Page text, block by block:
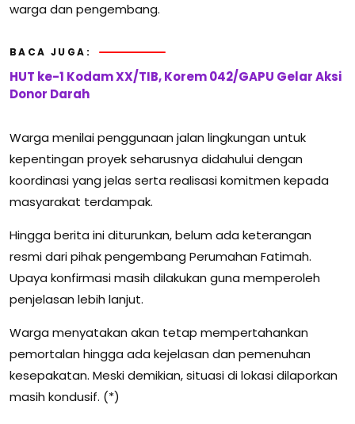
warga dan pengembang.
BACA JUGA:
HUT ke-1 Kodam XX/TIB, Korem 042/GAPU Gelar Aksi
Donor Darah
Warga menilai penggunaan jalan lingkungan untuk
kepentingan proyek seharusnya didahului dengan
koordinasi yang jelas serta realisasi komitmen kepada
masyarakat terdampak.
Hingga berita ini diturunkan, belum ada keterangan
resmi dari pihak pengembang Perumahan Fatimah.
Upaya konfirmasi masih dilakukan guna memperoleh
penjelasan lebih lanjut.
Warga menyatakan akan tetap mempertahankan
pemortalan hingga ada kejelasan dan pemenuhan
kesepakatan. Meski demikian, situasi di lokasi dilaporkan
masih kondusif. (*)